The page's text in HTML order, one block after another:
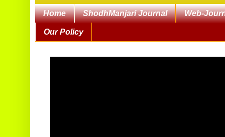
Home ShodhManjari Journal Web-
Our Policy